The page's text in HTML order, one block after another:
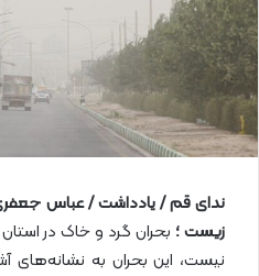
ندای قم / یادداشت / عباس
زیست ؛ بحران گرد و خاک در
نیست، این بحران به نشانه‌های